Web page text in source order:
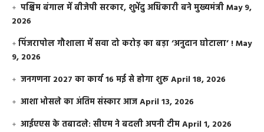
पश्चिम बंगाल में बीजेपी सरकार, शुभेंदु अधिकारी बने मुख्यमंत्रीMay 9,
2026
​पिंजरापोल गौशाला में सवा दो करोड़ का बड़ा ‘अनुदान घोटाला’ !May
9, 2026
जनगणना 2027 का कार्य 16 मई से होगा शुरूApril 18, 2026
आशा भोसले का अंतिम संस्कार आजApril 13, 2026
आईएएस के तबादले: सीएम ने बदली अपनी टीमApril 1, 2026